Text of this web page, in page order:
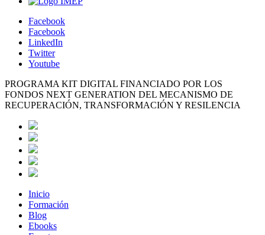
Facebook
Facebook
LinkedIn
Twitter
Youtube
PROGRAMA KIT DIGITAL FINANCIADO POR LOS
FONDOS NEXT GENERATION DEL MECANISMO DE
RECUPERACIÓN, TRANSFORMACIÓN Y RESILENCIA
Inicio
Formación
Blog
Ebooks